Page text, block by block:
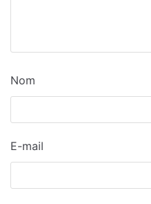
Nom
E-mail